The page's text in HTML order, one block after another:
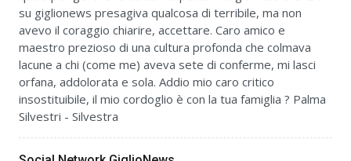
su giglionews presagiva qualcosa di terribile, ma non
avevo il coraggio chiarire, accettare. Caro amico e
maestro prezioso di una cultura profonda che colmava
lacune a chi (come me) aveva sete di conferme, mi lasci
orfana, addolorata e sola. Addio mio caro critico
insostituibile, il mio cordoglio è con la tua famiglia ? Palma
Silvestri - Silvestra